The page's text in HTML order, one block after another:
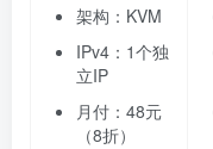
架构：KVM
IPv4：1个独
立IP
月付：48元
（8折）